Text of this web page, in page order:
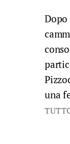
una